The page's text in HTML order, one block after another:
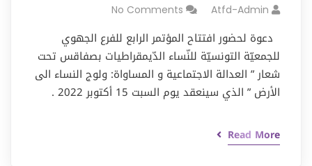
Atfd-Admin
No Comments
دعوة لحضور افتتاح المؤتمر الرابع للفرع الجهوي
للجمعيّة التونسيّة للنّساء الدّيمقراطيات بصفاقس تحت
شعار ” العدالة الاجتماعية و المساواة: ولوج النساء الى
الأرض ” الذي سينعقد يوم السبت 15 أكتوبر 2022 .
Read More